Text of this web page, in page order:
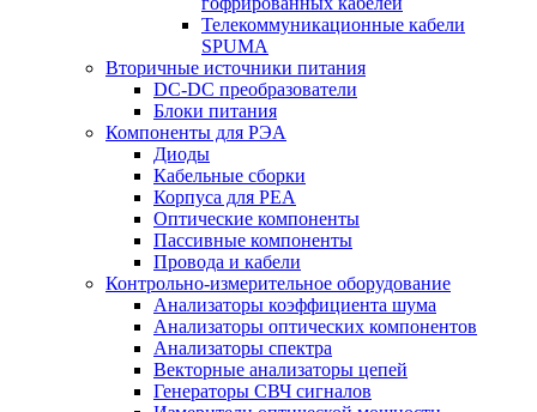
Телекоммуникационные кабели
SPUMA
Вторичные источники питания
DC-DC преобразователи
Блоки питания
Компоненты для РЭА
Диоды
Кабельные сборки
Корпуса для РЕА
Оптические компоненты
Пассивные компоненты
Провода и кабели
Контрольно-измерительное оборудование
Анализаторы коэффициента шума
Анализаторы оптических компонентов
Анализаторы спектра
Векторные анализаторы цепей
Генераторы СВЧ сигналов